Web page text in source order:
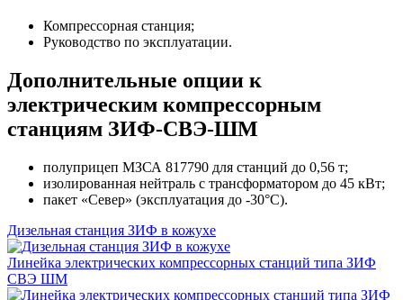
Компрессорная станция;
Руководство по эксплуатации.
Дополнительные опции к
электрическим компрессорным
станциям ЗИФ-СВЭ-ШМ
полуприцеп МЗСА 817790 для станций до 0,56 т;
изолированная нейтраль с трансформатором до 45 кВт;
пакет «Север» (эксплуатация до -30°C).
Дизельная станция ЗИФ в кожухе
Линейка электрических компрессорных станций типа ЗИФ
СВЭ ШМ